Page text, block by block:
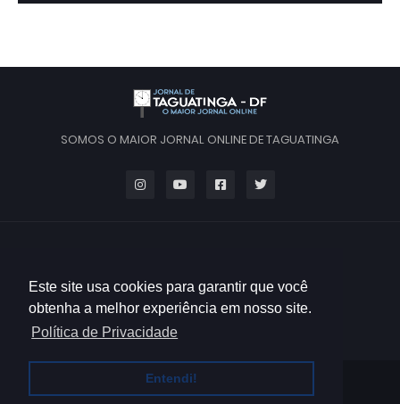
Este site usa cookies para garantir que você
obtenha a melhor experiência em nosso site.
Política de Privacidade
Entendi!
SOMOS O MAIOR JORNAL ONLINE DE TAGUATINGA
HOME QUEM SOMOS
CONTATO